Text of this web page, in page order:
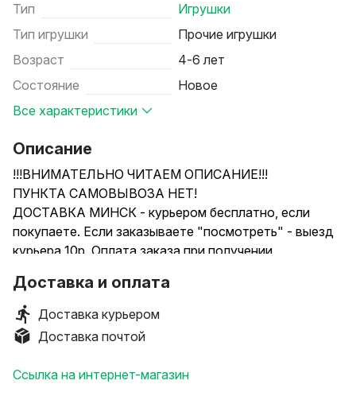
Тип
Игрушки
Тип игрушки
Прочие игрушки
Возраст
4-6 лет
Состояние
Новое
Все характеристики
Описание
!!!ВНИМАТЕЛЬНО ЧИТАЕМ ОПИСАНИЕ!!!
ПУНКТА САМОВЫВОЗА НЕТ!
ДОСТАВКА МИНСК - курьером бесплатно, если
покупаете. Если заказываете "посмотреть" - выезд
курьера 10р. Оплата заказа при получении.
службой РУП Белпочта, только после 100%
предоплаты.
С ЕВРОПОЧТОЙ НЕ РАБОТАЕМ!
-----
.
Доставка и оплата
Доставка курьером
Доставка почтой
Ссылка на интернет-магазин